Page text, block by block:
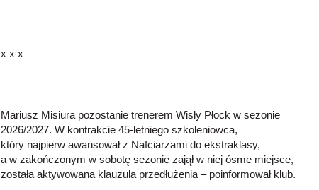
x x x
Mariusz Misiura pozostanie trenerem Wisły Płock w sezonie
2026/2027. W kontrakcie 45-letniego szkoleniowca,
który najpierw awansował z Nafciarzami do ekstraklasy,
a w zakończonym w sobotę sezonie zajął w niej ósme miejsce,
została aktywowana klauzula przedłużenia – poinformował klub.